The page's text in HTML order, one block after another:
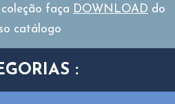
faça DOWNLOAD do
catálogo
: